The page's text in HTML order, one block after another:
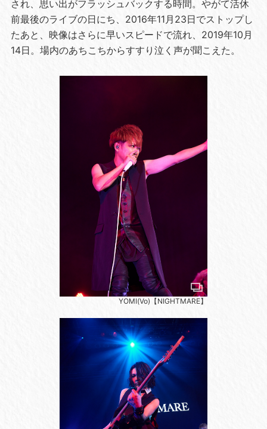
され、思い出がフラッシュバックする時間。やがて活休
前最後のライブの日にち、2016年11月23日でストップし
たあと、映像はさらに早いスピードで流れ、2019年10月
14日。場内のあちこちからすすり泣く声が聞こえた。
YOMI(Vo)【NIGHTMARE】